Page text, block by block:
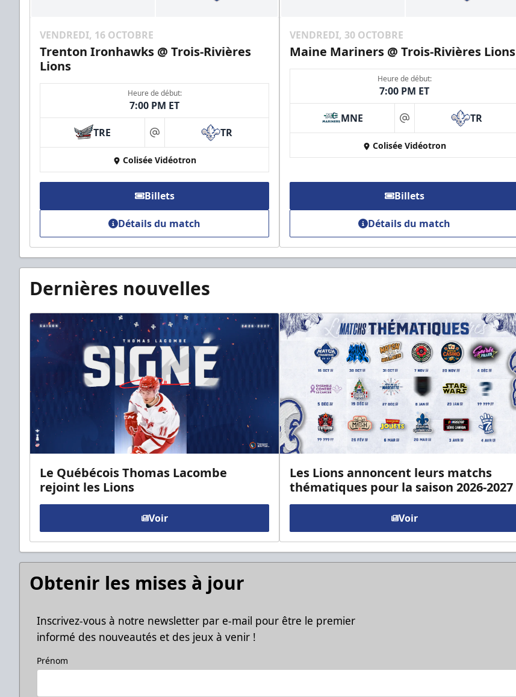
VENDREDI, 16 OCTOBRE
Trenton Ironhawks @ Trois-Rivières
Lions
Heure de début:
7:00 PM ET
TRE at TR
Colisée Vidéotron
Billets
Détails du match
VENDREDI, 30 OCTOBRE
Maine Mariners @ Trois-Rivières Lions
Heure de début:
7:00 PM ET
MNE at TR
Colisée Vidéotron
Billets
Détails du match
Dernières nouvelles
Le Québécois Thomas Lacombe
rejoint les Lions
Voir
Les Lions annoncent leurs matchs
thématiques pour la saison 2026-2027
Voir
Obtenir les mises à jour
Inscrivez-vous à notre newsletter par e-mail pour être le premier
informé des nouveautés et des jeux à venir !
Prénom